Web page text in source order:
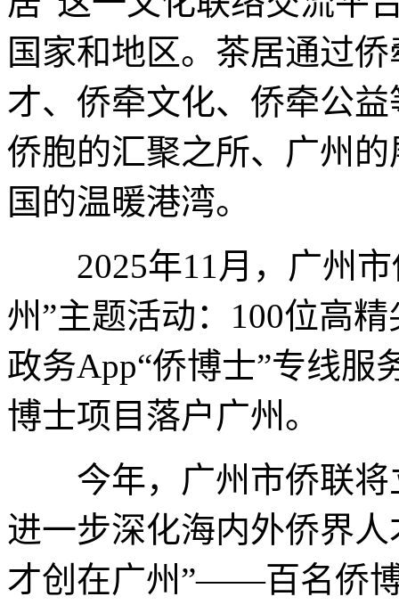
国家和地区。茶居通过
才、侨牵文化、侨牵公
侨胞的汇聚之所、广州
国的温暖港湾。
2025年11月，广州市
州”主题活动：100位高
政务App“侨博士”专线服
博士项目落户广州。
今年，广州市侨联将
进一步深化海内外侨界
才创在广州”——百名侨